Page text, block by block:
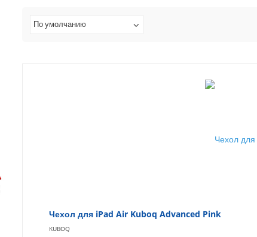
По умолчанию
Чехол для iPad Air Kuboq Advanced Pink
KUBOQ